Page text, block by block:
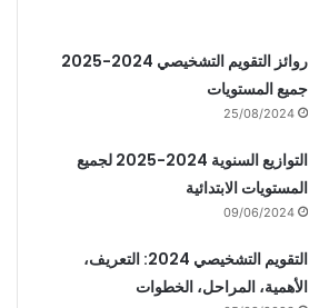
روائز التقويم التشخيصي 2024-2025
جميع المستويات
25/08/2024
التوازيع السنوية 2024-2025 لجميع
المستويات الابتدائية
09/06/2024
التقويم التشخيصي 2024: التعريف،
الأهمية، المراحل، الخطوات